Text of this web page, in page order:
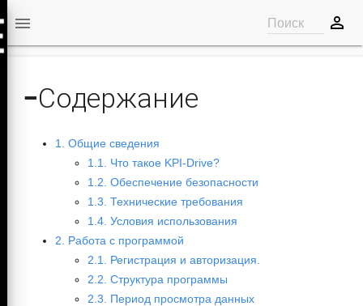
 Поиск perm_identity
−Содержание
1. Общие сведения
1.1. Что такое KPI-Drive?
1.2. Обеспечение безопасности
1.3. Технические требования
1.4. Условия использования
2. Работа с программой
2.1. Регистрация и авторизация.
2.2. Структура программы
2.3. Период просмотра данных